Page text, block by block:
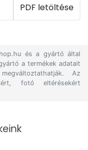
PDF letöltése
és a gyártó által
a termékek adatait
Az
fotó eltérésekért